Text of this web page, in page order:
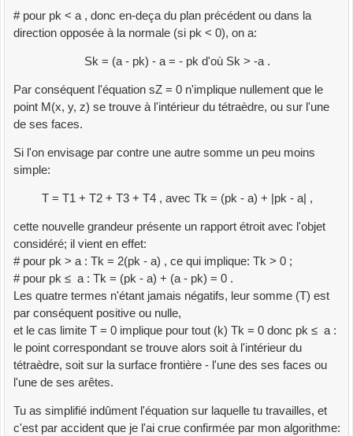
# pour pk < a , donc en-deça du plan précédent ou dans la
direction opposée à la normale (si pk < 0), on a:
Sk = (a - pk) - a = - pk d'où Sk > -a .
Par conséquent l'équation sZ = 0 n'implique nullement que le
point M(x, y, z) se trouve à l'intérieur du tétraèdre, ou sur l'une
de ses faces.
Si l'on envisage par contre une autre somme un peu moins
simple:
T = T1 + T2 + T3 + T4 , avec Tk = (pk - a) + |pk - a| ,
cette nouvelle grandeur présente un rapport étroit avec l'objet
considéré; il vient en effet:
# pour pk > a : Tk = 2(pk - a) , ce qui implique: Tk > 0 ;
# pour pk ≤ a : Tk = (pk - a) + (a - pk) = 0 .
Les quatre termes n'étant jamais négatifs, leur somme (T) est
par conséquent positive ou nulle,
et le cas limite T = 0 implique pour tout (k) Tk = 0 donc pk ≤ a :
le point correspondant se trouve alors soit à l'intérieur du
tétraèdre, soit sur la surface frontière - l'une des ses faces ou
l'une de ses arêtes.
Tu as simplifié indûment l'équation sur laquelle tu travailles, et
c'est par accident que je l'ai crue confirmée par mon algorithme: